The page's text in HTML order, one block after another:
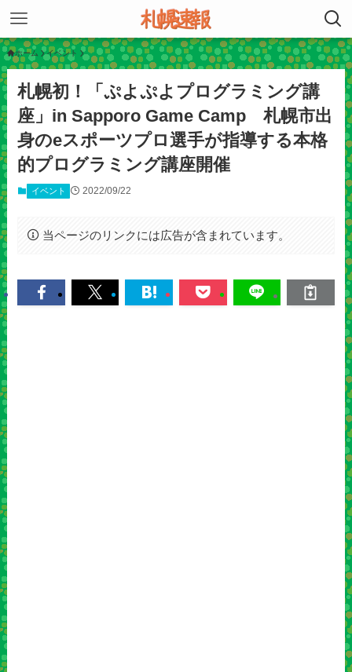
ホーム イベント
札幌初！「ぷよぷよプログラミング講
座」in Sapporo Game Camp 札幌市出
身のeスポーツプロ選手が指導する本格
的プログラミング講座開催
イベント 2022/09/22
当ページのリンクには広告が含まれています。